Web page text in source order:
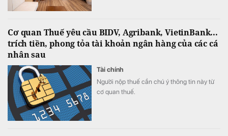
Cơ quan Thuế yêu cầu BIDV, Agribank, VietinBank...
trích tiền, phong tỏa tài khoản ngân hàng của các cá
nhân sau
Tài chính
Người nộp thuế cần chú ý thông tin này từ
cơ quan thuế.